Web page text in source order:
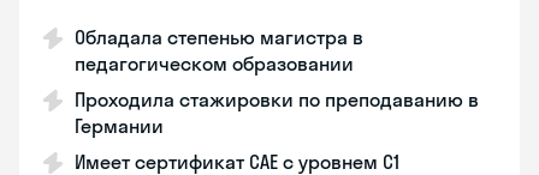
Обладала степенью магистра в
педагогическом образовании
Проходила стажировки по преподаванию в
Германии
Имеет сертификат САЕ с уровнем С1